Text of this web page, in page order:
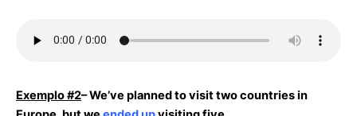
Exemplo #2– We’ve planned to visit two countries in